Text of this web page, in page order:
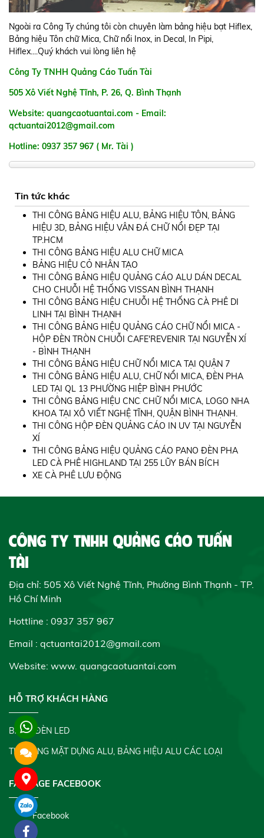
Ngoài ra Công Ty chúng tôi còn chuyên làm bảng hiệu bạt Hiflex,
Bảng hiệu Tôn chữ Mica, Chữ nổi Inox, in Decal, In Pipi,
Hiflex....Quý khách vui lòng liên hệ
Công Ty TNHH Quảng Cáo Tuấn Tài
505 Xô Viết Nghệ Tĩnh, P. 26, Q. Bình Thạnh
Website: quangcaotuantai.com - Email:
qctuantai2012@gmail.com
Hotline: 0937 357 967 ( Mr. Tài )
Tin tức khác
THI CÔNG BẢNG HIỆU ALU, BẢNG HIỆU TÔN, BẢNG
HIỆU 3D, BẢNG HIỆU VÂN ĐÁ CHỮ NỔI ĐẸP TẠI
TP.HCM
THI CÔNG BẢNG HIỆU ALU CHỮ MICA
BẢNG HIỆU CỎ NHÂN TẠO
THI CÔNG BẢNG HIỆU QUẢNG CÁO ALU DÁN DECAL
CHO CHUỖI HỆ THỐNG VISSAN BÌNH THẠNH
THI CÔNG BẢNG HIỆU CHUỖI HỆ THỐNG CÀ PHÊ DI
LINH TẠI BÌNH THẠNH
THI CÔNG BẢNG HIỆU QUẢNG CÁO CHỮ NỔI MICA -
HỘP ĐÈN TRÒN CHUỖI CAFE'REVENIR TẠI NGUYỄN XÍ
- BÌNH THẠNH
THI CÔNG BẢNG HIỆU CHỮ NỔI MICA TẠI QUẬN 7
THI CÔNG BẢNG HIỆU ALU, CHỮ NỔI MICA, ĐÈN PHA
LED TẠI QL 13 PHƯỜNG HIỆP BÌNH PHƯỚC
THI CÔNG BẢNG HIỆU CNC CHỮ NỔI MICA, LOGO NHA
KHOA TẠI XÔ VIẾT NGHỆ TĨNH, QUẬN BÌNH THẠNH.
THI CÔNG HỘP ĐÈN QUẢNG CÁO IN UV TẠI NGUYỄN
XÍ
THI CÔNG BẢNG HIỆU QUẢNG CÁO PANO ĐÈN PHA
LED CÀ PHÊ HIGHLAND TẠI 255 LŨY BÁN BÍCH
XE CÀ PHÊ LƯU ĐỘNG
CÔNG TY TNHH QUẢNG CÁO TUẤN
TÀI
Địa chỉ: 505 Xô Viết Nghệ Tĩnh, Phường Bình Thạnh - TP.
Hồ Chí Minh
Hottline : 0937 357 967
Email : qctuantai2012@gmail.com
Website: www. quangcaotuantai.com
HỖ TRỢ KHÁCH HÀNG
BẢNG ĐÈN LED
THI CÔNG MẶT DỰNG ALU, BẢNG HIỆU ALU CÁC LOẠI
FANPAGE FACEBOOK
Facebook